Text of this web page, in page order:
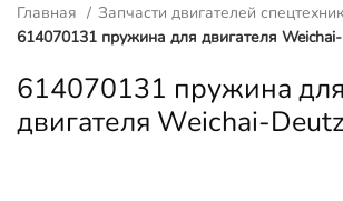
Главная
Запчасти двигателей
614070131 пружина для двигателя
614070131 пружина для
двигателя Weichai-